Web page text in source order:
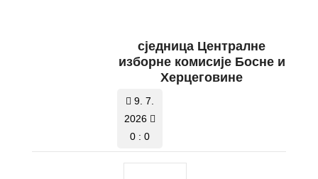
сједница Централне
изборне комисије Босне и
Херцеговине
9. 7.
2026
0 : 0